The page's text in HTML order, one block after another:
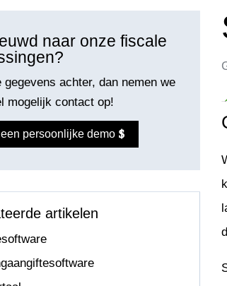
naar onze fiscale
gegevens achter, dan nemen we
mogelijk contact op!
persoonlijke demo
artikelen